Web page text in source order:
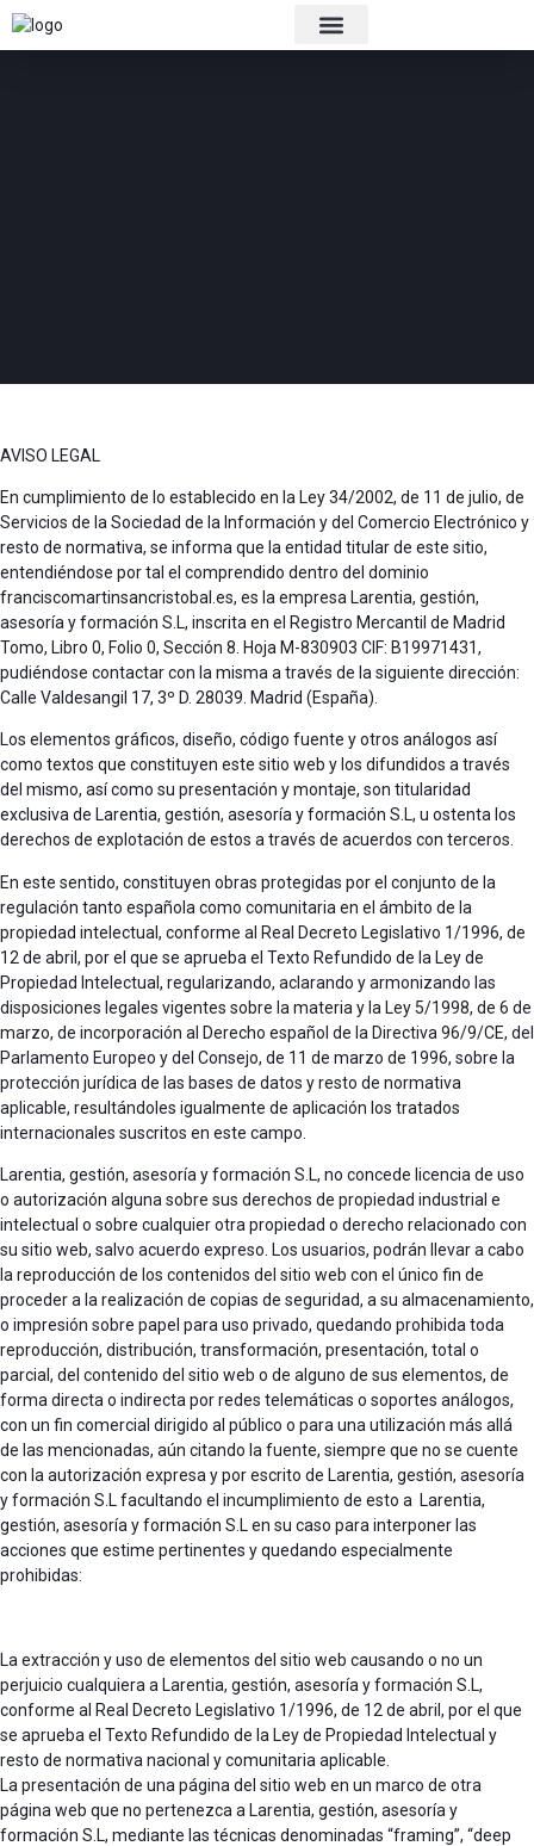
AVISO LEGAL
En cumplimiento de lo establecido en la Ley 34/2002, de 11 de julio, de
Servicios de la Sociedad de la Información y del Comercio Electrónico y
resto de normativa, se informa que la entidad titular de este sitio,
entendiéndose por tal el comprendido dentro del dominio
franciscomartinsancristobal.es, es la empresa Larentia, gestión,
asesoría y formación S.L, inscrita en el Registro Mercantil de Madrid
Tomo, Libro 0, Folio 0, Sección 8. Hoja M-830903 CIF: B19971431,
pudiéndose contactar con la misma a través de la siguiente dirección:
Calle Valdesangil 17, 3º D. 28039. Madrid (España).
Los elementos gráficos, diseño, código fuente y otros análogos así
como textos que constituyen este sitio web y los difundidos a través
del mismo, así como su presentación y montaje, son titularidad
exclusiva de Larentia, gestión, asesoría y formación S.L, u ostenta los
derechos de explotación de estos a través de acuerdos con terceros.
En este sentido, constituyen obras protegidas por el conjunto de la
regulación tanto española como comunitaria en el ámbito de la
propiedad intelectual, conforme al Real Decreto Legislativo 1/1996, de
12 de abril, por el que se aprueba el Texto Refundido de la Ley de
Propiedad Intelectual, regularizando, aclarando y armonizando las
disposiciones legales vigentes sobre la materia y la Ley 5/1998, de 6 de
marzo, de incorporación al Derecho español de la Directiva 96/9/CE, del
Parlamento Europeo y del Consejo, de 11 de marzo de 1996, sobre la
protección jurídica de las bases de datos y resto de normativa
aplicable, resultándoles igualmente de aplicación los tratados
internacionales suscritos en este campo.
Larentia, gestión, asesoría y formación S.L, no concede licencia de uso
o autorización alguna sobre sus derechos de propiedad industrial e
intelectual o sobre cualquier otra propiedad o derecho relacionado con
su sitio web, salvo acuerdo expreso. Los usuarios, podrán llevar a cabo
la reproducción de los contenidos del sitio web con el único fin de
proceder a la realización de copias de seguridad, a su almacenamiento,
o impresión sobre papel para uso privado, quedando prohibida toda
reproducción, distribución, transformación, presentación, total o
parcial, del contenido del sitio web o de alguno de sus elementos, de
forma directa o indirecta por redes telemáticas o soportes análogos,
con un fin comercial dirigido al público o para una utilización más allá
de las mencionadas, aún citando la fuente, siempre que no se cuente
con la autorización expresa y por escrito de Larentia, gestión, asesoría
y formación S.L facultando el incumplimiento de esto a Larentia,
gestión, asesoría y formación S.L en su caso para interponer las
acciones que estime pertinentes y quedando especialmente
prohibidas:
La extracción y uso de elementos del sitio web causando o no un
perjuicio cualquiera a Larentia, gestión, asesoría y formación S.L,
conforme al Real Decreto Legislativo 1/1996, de 12 de abril, por el que
se aprueba el Texto Refundido de la Ley de Propiedad Intelectual y
resto de normativa nacional y comunitaria aplicable.
La presentación de una página del sitio web en un marco de otra
página web que no pertenezca a Larentia, gestión, asesoría y
formación S.L, mediante las técnicas denominadas “framing”, “deep